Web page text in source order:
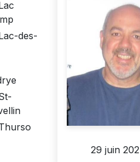
des-
29 juin